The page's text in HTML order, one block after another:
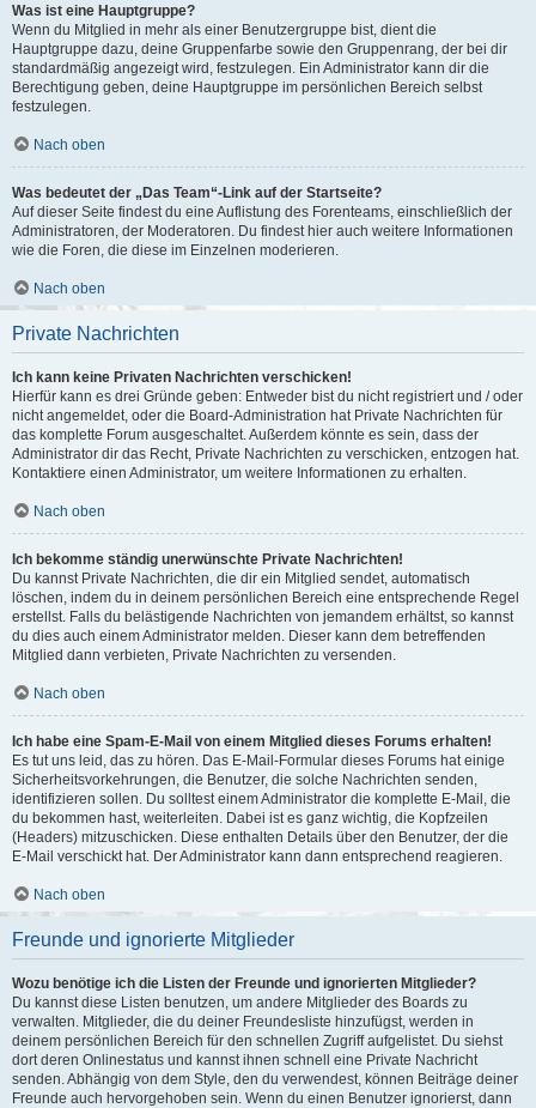
Was ist eine Hauptgruppe?
Wenn du Mitglied in mehr als einer Benutzergruppe bist, dient die
Hauptgruppe dazu, deine Gruppenfarbe sowie den Gruppenrang, der bei dir
standardmäßig angezeigt wird, festzulegen. Ein Administrator kann dir die
Berechtigung geben, deine Hauptgruppe im persönlichen Bereich selbst
festzulegen.
Nach oben
Was bedeutet der „Das Team“-Link auf der Startseite?
Auf dieser Seite findest du eine Auflistung des Forenteams, einschließlich der
Administratoren, der Moderatoren. Du findest hier auch weitere Informationen
wie die Foren, die diese im Einzelnen moderieren.
Nach oben
Private Nachrichten
Ich kann keine Privaten Nachrichten verschicken!
Hierfür kann es drei Gründe geben: Entweder bist du nicht registriert und / oder
nicht angemeldet, oder die Board-Administration hat Private Nachrichten für
das komplette Forum ausgeschaltet. Außerdem könnte es sein, dass der
Administrator dir das Recht, Private Nachrichten zu verschicken, entzogen hat.
Kontaktiere einen Administrator, um weitere Informationen zu erhalten.
Nach oben
Ich bekomme ständig unerwünschte Private Nachrichten!
Du kannst Private Nachrichten, die dir ein Mitglied sendet, automatisch
löschen, indem du in deinem persönlichen Bereich eine entsprechende Regel
erstellst. Falls du belästigende Nachrichten von jemandem erhältst, so kannst
du dies auch einem Administrator melden. Dieser kann dem betreffenden
Mitglied dann verbieten, Private Nachrichten zu versenden.
Nach oben
Ich habe eine Spam-E-Mail von einem Mitglied dieses Forums erhalten!
Es tut uns leid, das zu hören. Das E-Mail-Formular dieses Forums hat einige
Sicherheitsvorkehrungen, die Benutzer, die solche Nachrichten senden,
identifizieren sollen. Du solltest einem Administrator die komplette E-Mail, die
du bekommen hast, weiterleiten. Dabei ist es ganz wichtig, die Kopfzeilen
(Headers) mitzuschicken. Diese enthalten Details über den Benutzer, der die
E-Mail verschickt hat. Der Administrator kann dann entsprechend reagieren.
Nach oben
Freunde und ignorierte Mitglieder
Wozu benötige ich die Listen der Freunde und ignorierten Mitglieder?
Du kannst diese Listen benutzen, um andere Mitglieder des Boards zu
verwalten. Mitglieder, die du deiner Freundesliste hinzufügst, werden in
deinem persönlichen Bereich für den schnellen Zugriff aufgelistet. Du siehst
dort deren Onlinestatus und kannst ihnen schnell eine Private Nachricht
senden. Abhängig von dem Style, den du verwendest, können Beiträge deiner
Freunde auch hervorgehoben sein. Wenn du einen Benutzer ignorierst, dann